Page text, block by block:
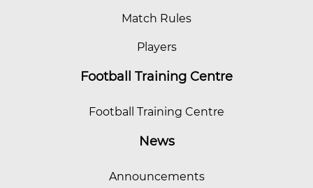
Match Rules
Players
Football Training Centre
Football Training Centre
News
Announcements